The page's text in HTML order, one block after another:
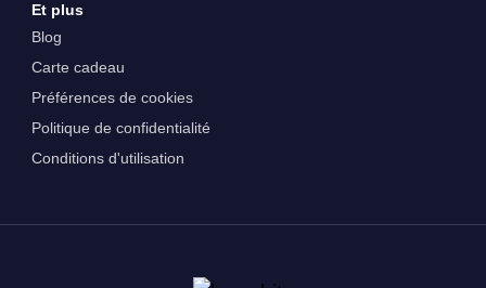
Et plus
Blog
Carte cadeau
Préférences de cookies
Politique de confidentialité
Conditions d'utilisation